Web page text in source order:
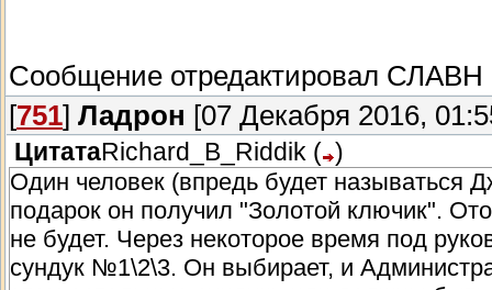
Сообщение отредактировал СЛАВН
[751] Ладрон [07 Декабря 2016,
ЦитатаRichard_B_Riddik ( )
Один человек (впредь будет называться
подарок он получил "Золотой ключик".
не будет. Через некоторое время под
сундук №1\2\3. Он выбирает, и